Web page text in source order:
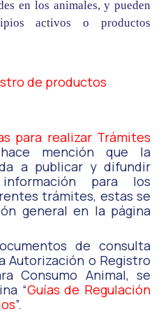
en los animales, y pueden
activos o productos
de productos
para realizar Trámites
mención que la
a publicar y difundir
para los
trámites, estas se
general en la página
de consulta
Autorización o Registro
Consumo Animal, se
“Guías de Regulación
”.